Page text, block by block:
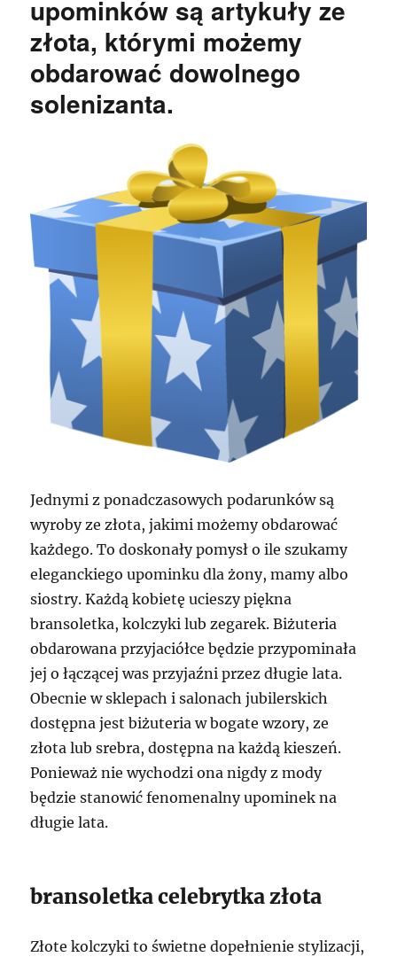
upominków są artykuły ze
złota, którymi możemy
obdarować dowolnego
solenizanta.
Jednymi z ponadczasowych podarunków są
wyroby ze złota, jakimi możemy obdarować
każdego. To doskonały pomysł o ile szukamy
eleganckiego upominku dla żony, mamy albo
siostry. Każdą kobietę ucieszy piękna
bransoletka, kolczyki lub zegarek. Biżuteria
obdarowana przyjaciółce będzie przypominała
jej o łączącej was przyjaźni przez długie lata.
Obecnie w sklepach i salonach jubilerskich
dostępna jest biżuteria w bogate wzory, ze
złota lub srebra, dostępna na każdą kieszeń.
Ponieważ nie wychodzi ona nigdy z mody
będzie stanowić fenomenalny upominek na
długie lata.
bransoletka celebrytka złota
Złote kolczyki to świetne dopełnienie stylizacji,